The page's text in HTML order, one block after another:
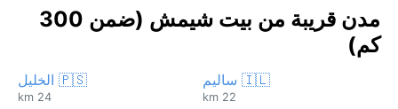
مدن قريبة من بيت شيمش (ضمن 300
كم)
🇮🇱 ساليم
22 km
🇵🇸 الخليل
24 km